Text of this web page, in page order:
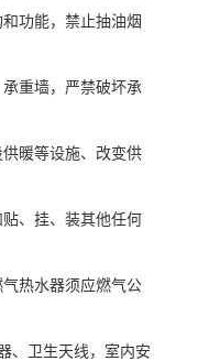
功能，禁止抽油烟
重墙，严禁破坏承
暖等设施、改变供
、挂、装其他任何
热水器须应燃气公
、卫生天线，室内安